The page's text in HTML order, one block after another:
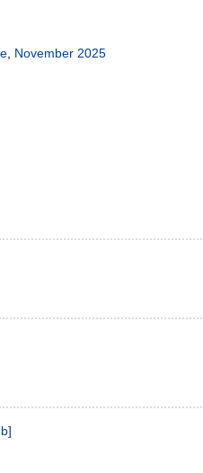
, November 2025
]